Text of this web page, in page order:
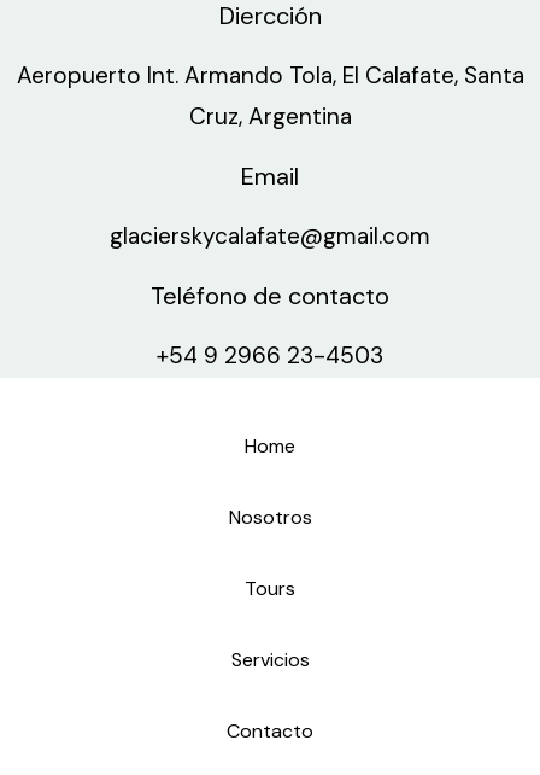
Diercción
Aeropuerto Int. Armando Tola, El Calafate, Santa
Cruz, Argentina
Email
glacierskycalafate@gmail.com
Teléfono de contacto
+54 9 2966 23-4503
Home
Nosotros
Tours
Servicios
Contacto